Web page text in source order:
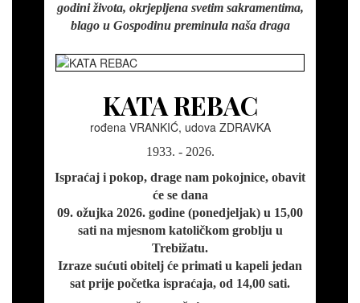
godini života, okrjepljena svetim sakramentima,
blago u Gospodinu preminula naša draga
KATA REBAC
rođena VRANKIĆ, udova ZDRAVKA
1933. - 2026.
Ispraćaj i pokop, drage nam pokojnice, obavit
će se dana
09. ožujka 2026. godine (ponedjeljak) u 15,00
sati na mjesnom katoličkom groblju u
Trebižatu.
Izraze sućuti obitelj će primati u kapeli jedan
sat prije početka ispraćaja, od 14,00 sati.